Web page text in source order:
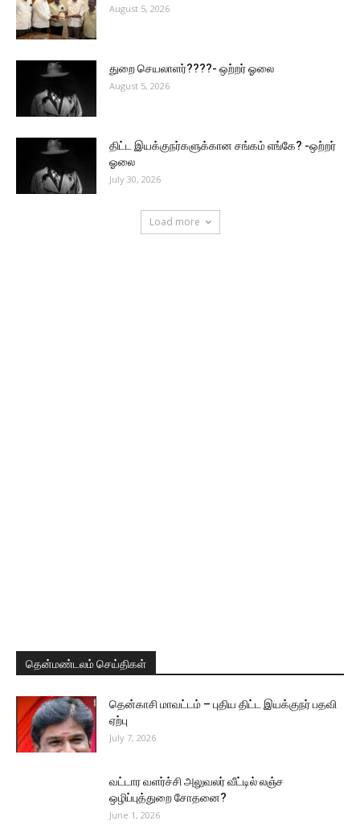
August 5, 2026
துறை செயலாளர்????- ஒற்றர் ஓலை
August 5, 2026
திட்ட இயக்குநர்களுக்கான சங்கம் எங்கே? -ஒற்றர்
ஓலை
July 30, 2026
Load more
தென்மண்டலம் செய்திகள்
தென்காசி மாவட்டம் – புதிய திட்ட இயக்குநர் பதவி
ஏற்பு
July 7, 2026
வட்டார வளர்ச்சி அலுவலர் வீட்டில் லஞ்ச
ஒழிப்புத்துறை சோதனை?
June 1, 2026